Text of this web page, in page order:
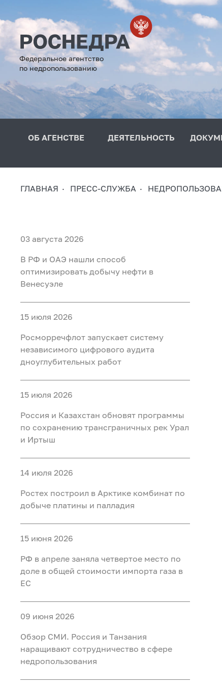
Федеральное агентство
по недропользованию
ОБ АГЕНСТВЕ ДЕЯТЕЛЬНОСТЬ
ГЛАВНАЯ ПРЕСС-СЛУЖБА
03 августа 2026
В РФ и ОАЭ нашли способ
оптимизировать добычу нефти в
Венесуэле
15 июля 2026
Росморречфлот запускает систему
независимого цифрового аудита
дноуглубительных работ
15 июля 2026
Россия и Казахстан обновят программы
по сохранению трансграничных рек Урал
и Иртыш
14 июля 2026
Ростех построил в Арктике комбинат по
добыче платины и палладия
15 июня 2026
РФ в апреле заняла четвертое место по
доле в общей стоимости импорта газа в
ЕС
09 июня 2026
Обзор СМИ. Россия и Танзания
наращивают сотрудничество в сфере
недропользования